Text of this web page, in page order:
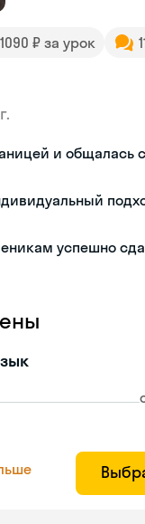
₽ за урок
и общалась
успешно